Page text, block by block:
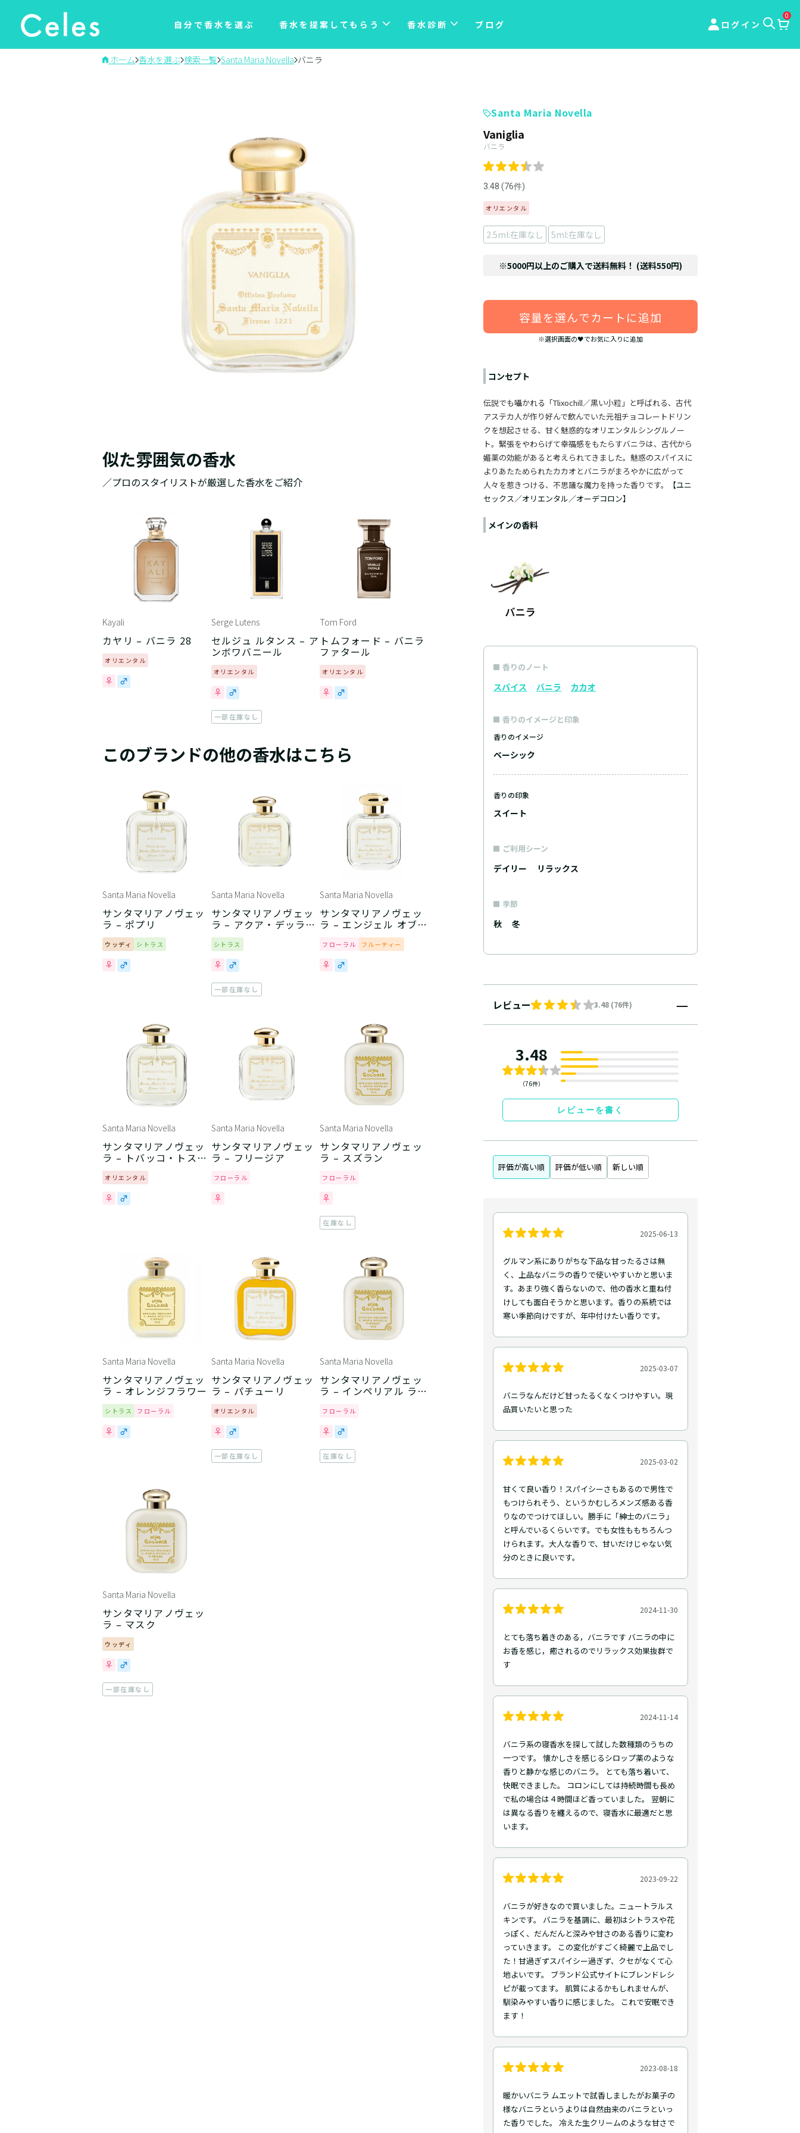
自分で香水を選ぶ 香水を提案してもらう 香水診断 ブログ ログイン
0
ホーム 香水を選ぶ 検索一覧 Santa Maria Novella バニラ
Santa Maria Novella
Vaniglia
バニラ
3.48 (76件)
オリエンタル
2.5ml:在庫なし 5ml:在庫なし
※5000円以上のご購入で送料無料！ (送料550円)
容量を選んでカートに追加
※選択画面の🖤でお気に入りに追加
コンセプト
伝説でも囁かれる「Tlixochill／黒い小粒」と呼ばれる、古代
アステカ人が作り好んで飲んでいた元祖チョコレートドリン
クを想起させる、甘く魅惑的なオリエンタルシングルノー
ト。緊張をやわらげて幸福感をもたらすバニラは、古代から
媚薬の効能があると考えられてきました。魅惑のスパイスに
よりあたためられたカカオとバニラがまろやかに広がって
人々を惹きつける、不思議な魔力を持った香りです。
【ユニ
セックス／オリエンタル／オーデコロン】
メインの香料
香りのノート
スパイス バニラ カカオ
香りのイメージと印象
香りのイメージ
ベーシック
香りの印象
スイート
ご利用シーン
デイリー リラックス
季節
秋 冬
レビュー 3.48 (76件)
3.48
（76件）
レビューを書く
評価が高い順 評価が低い順 新しい順
2025-06-13
グルマン系にありがちな下品な甘ったるさは無
く、上品なバニラの香りで使いやすいかと思いま
す。あまり強く香らないので、他の香水と重ね付
けしても面白そうかと思います。香りの系統では
寒い季節向けですが、年中付けたい香りです。
2025-03-07
バニラなんだけど甘ったるくなくつけやすい。現
品買いたいと思った
2025-03-02
甘くて良い香り！スパイシーさもあるので男性で
もつけられそう、というかむしろメンズ感ある香
りなのでつけてほしい。勝手に「紳士のバニラ」
と呼んでいるくらいです。でも女性ももちろんつ
けられます。大人な香りで、甘いだけじゃない気
分のときに良いです。
2024-11-30
とても落ち着きのある，バニラです バニラの中に
お香を感じ，癒されるのでリラックス効果抜群で
す
2024-11-14
バニラ系の寝香水を探して試した数種類のうちの
一つです。 懐かしさを感じるシロップ薬のような
香りと静かな感じのバニラ。 とても落ち着いて、
快眠できました。 コロンにしては持続時間も長め
で私の場合は４時間ほど香っていました。 翌朝に
は異なる香りを纏えるので、寝香水に最適だと思
います。
2023-09-22
バニラが好きなので買いました。ニュートラルス
キンです。 バニラを基調に、最初はシトラスや花
っぽく、だんだんと深みや甘さのある香りに変わ
っていきます。 この変化がすごく綺麗で上品でし
た！甘過ぎずスパイシー過ぎず、クセがなくて心
地よいです。 ブランド公式サイトにブレンドレシ
ピが載ってます。 肌質によるかもしれませんが、
馴染みやすい香りに感じました。 これで安眠でき
ます！
2023-08-18
暖かいバニラ ムエットで試香しましたがお菓子の
様なバニラというよりは自然由来のバニラといっ
た香りでした。 冷えた生クリームのような甘さで
似た雰囲気の香水
／プロのスタイリストが厳選した香水をご紹介
Kayali
カヤリ – バニラ 28
オリエンタル
Serge Lutens
セルジュ ルタンス – ア
ンボワバニール
オリエンタル
一部在庫なし
Tom Ford
トムフォード – バニラ
ファタール
オリエンタル
このブランドの他の香水はこちら
Santa Maria Novella
サンタマリアノヴェッ
ラ – ポプリ
ウッディ シトラス
Santa Maria Novella
サンタマリアノヴェッ
ラ – アクア・デッラ・
レジーナ
シトラス
一部在庫なし
Santa Maria Novella
サンタマリアノヴェッ
ラ – エンジェル オブ
フローレンス
フローラル フルーティー
Santa Maria Novella
サンタマリアノヴェッ
ラ – トバッコ・トスカ
ーノ
オリエンタル
Santa Maria Novella
サンタマリアノヴェッ
ラ – フリージア
フローラル
Santa Maria Novella
サンタマリアノヴェッ
ラ – スズラン
フローラル
在庫なし
Santa Maria Novella
サンタマリアノヴェッ
ラ – オレンジフラワー
シトラス フローラル
Santa Maria Novella
サンタマリアノヴェッ
ラ – パチューリ
オリエンタル
一部在庫なし
Santa Maria Novella
サンタマリアノヴェッ
ラ – インペリアル ラベ
フローラル
在庫なし
Santa Maria Novella
サンタマリアノヴェッ
ラ – マスク
ウッディ
一部在庫なし